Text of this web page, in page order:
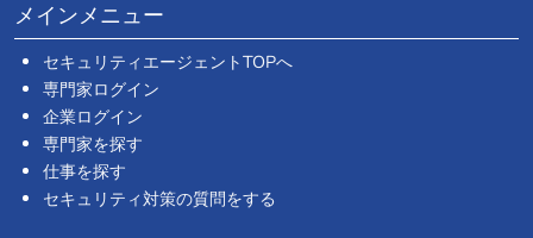
メインメニュー
セキュリティエージェントTOPへ
専門家ログイン
企業ログイン
専門家を探す
仕事を探す
セキュリティ対策の質問をする